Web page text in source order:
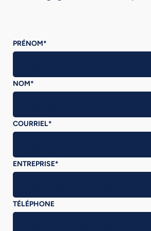
PRÉNOM*
NOM*
COURRIEL*
ENTREPRISE*
TÉLÉPHONE